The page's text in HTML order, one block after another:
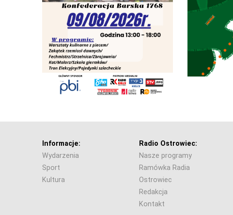
Informacje:
Wydarzenia
Sport
Kultura
Radio Ostrowiec:
Nasze programy
Ramówka Radia
Ostrowiec
Redakcja
Kontakt